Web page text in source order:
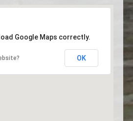
Google Maps correctly.
OK